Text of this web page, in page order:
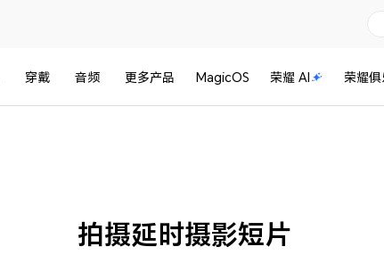
穿戴 音频 更多产品 MagicOS 荣耀 AI 荣耀
拍摄延时摄影短片